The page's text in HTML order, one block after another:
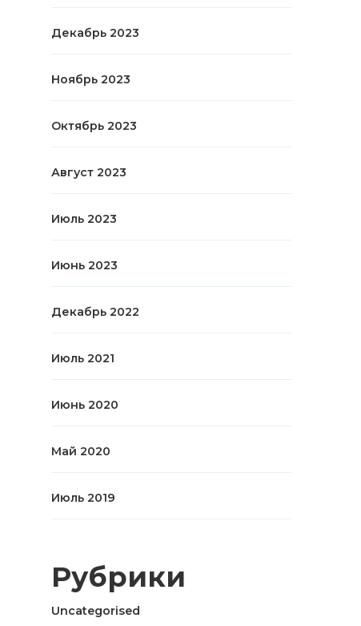
Декабрь 2023
Ноябрь 2023
Октябрь 2023
Август 2023
Июль 2023
Июнь 2023
Декабрь 2022
Июль 2021
Июнь 2020
Май 2020
Июль 2019
Рубрики
Uncategorised